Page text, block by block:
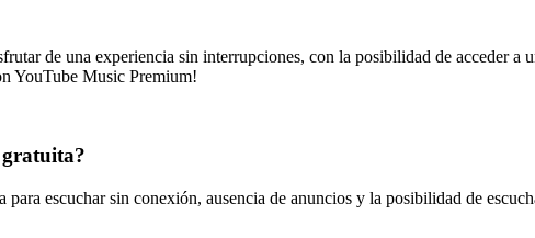
de una experiencia sin interrupciones, con la posibilidad de acceder a
YouTube Music Premium!
gratuita?
escuchar sin conexión, ausencia de anuncios y la posibilidad de